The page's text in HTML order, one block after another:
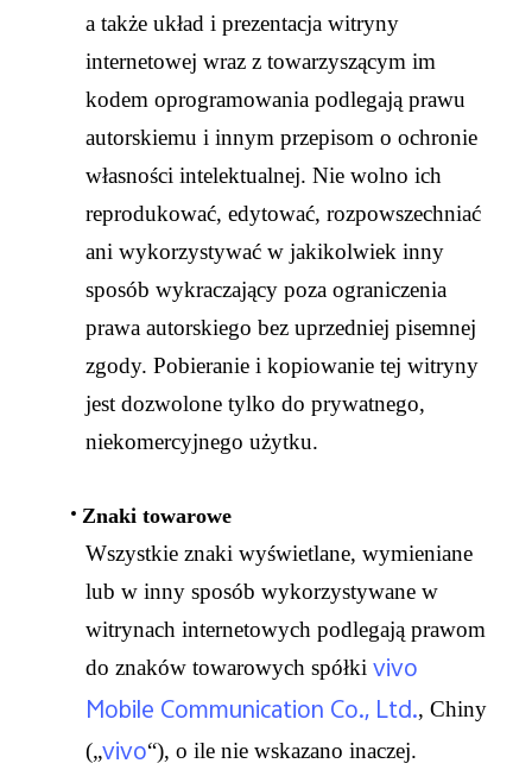
a także układ i prezentacja witryny
internetowej wraz z towarzyszącym im
kodem oprogramowania podlegają prawu
autorskiemu i innym przepisom o ochronie
własności intelektualnej. Nie wolno ich
reprodukować, edytować, rozpowszechniać
ani wykorzystywać w jakikolwiek inny
sposób wykraczający poza ograniczenia
prawa autorskiego bez uprzedniej pisemnej
zgody. Pobieranie i kopiowanie tej witryny
jest dozwolone tylko do prywatnego,
niekomercyjnego użytku.
Znaki towarowe
Wszystkie znaki wyświetlane, wymieniane
lub w inny sposób wykorzystywane w
witrynach internetowych podlegają prawom
do znaków towarowych spółki vivo
Mobile Communication Co., Ltd., Chiny
(„vivo“), o ile nie wskazano inaczej.